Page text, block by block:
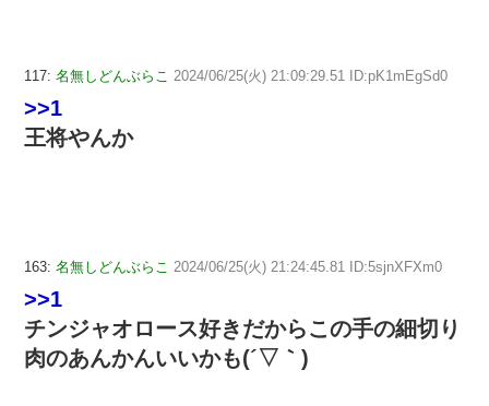
117: 名無しどんぶらこ 2024/06/25(火) 21:09:29.51 ID:pK1mEgSd0
>>1
王将やんか
163: 名無しどんぶらこ 2024/06/25(火) 21:24:45.81 ID:5sjnXFXm0
>>1
チンジャオロース好きだからこの手の細切り
肉のあんかんいいかも(´▽｀)